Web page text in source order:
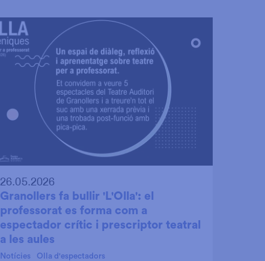
26.05.2026
Granollers fa bullir 'L'Olla': el
professorat es forma com a
espectador crític i prescriptor teatral
a les aules
Notícies Olla d'espectadors